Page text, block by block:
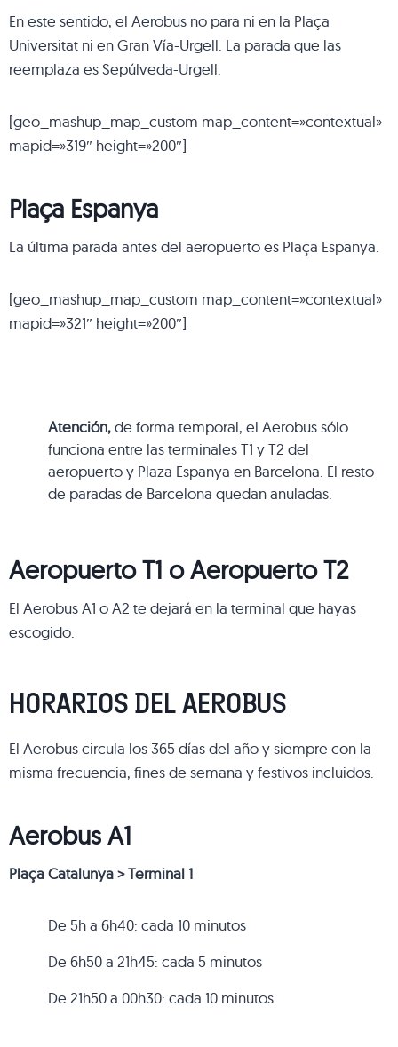
En este sentido, el Aerobus no para ni en la Plaça
Universitat ni en Gran Vía-Urgell. La parada que las
reemplaza es Sepúlveda-Urgell.
[geo_mashup_map_custom map_content=»contextual»
mapid=»319″ height=»200″]
Plaça Espanya
La última parada antes del aeropuerto es Plaça Espanya.
[geo_mashup_map_custom map_content=»contextual»
mapid=»321″ height=»200″]
Atención,de forma temporal, el Aerobus sólo
funciona entre las terminales T1 y T2 del
aeropuerto y Plaza Espanya en Barcelona. El resto
de paradas de Barcelona quedan anuladas.
Aeropuerto T1 o Aeropuerto T2
El Aerobus A1 o A2 te dejará en la terminal que hayas
escogido.
HORARIOS DEL AEROBUS
El Aerobus circula los 365 días del año y siempre con la
misma frecuencia, fines de semana y festivos incluidos.
Aerobus A1
Plaça Catalunya > Terminal 1
De 5h a 6h40: cada 10 minutos
De 6h50 a 21h45: cada 5 minutos
De 21h50 a 00h30: cada 10 minutos